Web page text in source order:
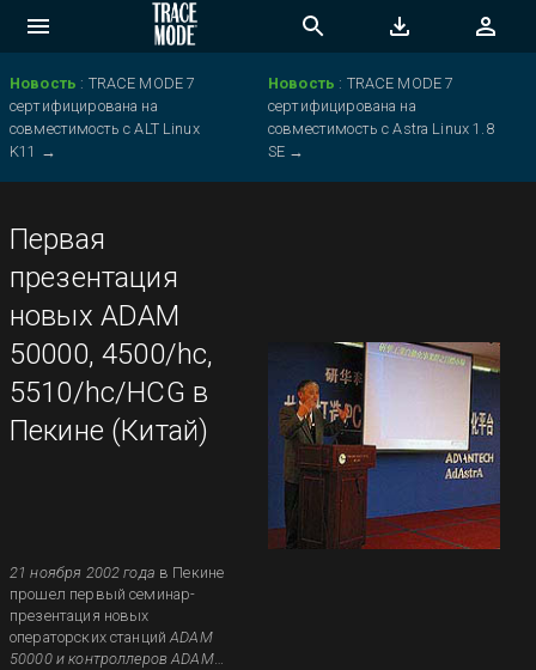
Новость : TRACE MODE 7
сертифицирована на
совместимость с ALT Linux
K11 →
Новость : TRACE MODE 7
сертифицирована на
совместимость с Astra Linux 1.8
SE →
Первая
презентация
новых ADAM
50000, 4500/hc,
5510/hc/HCG в
Пекине (Китай)
21 ноября 2002 года в Пекине
прошел первый семинар-
презентация новых
операторских станцийADAM
50000 и контроллеров ADAM